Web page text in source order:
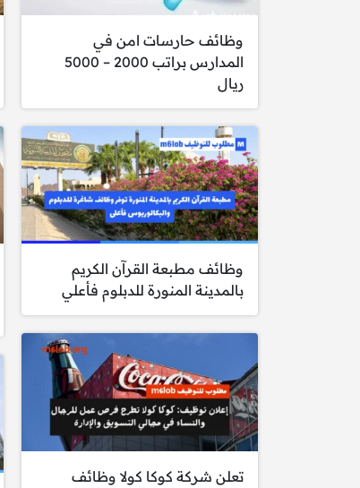
وظائف حارسات امن في
المدارس براتب 2000 – 5000
ريال
وظائف مطبعة القرآن الكريم
بالمدينة المنورة للدبلوم فأعلي
تعلن شركة كوكا كولا وظائف